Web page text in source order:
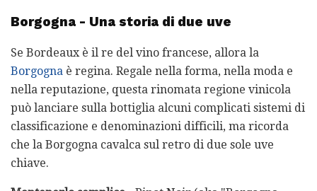
Borgogna - Una storia di due uve
Se Bordeaux è il re del vino francese, allora la
Borgogna è regina. Regale nella forma, nella moda e
nella reputazione, questa rinomata regione vinicola
può lanciare sulla bottiglia alcuni complicati sistemi di
classificazione e denominazioni difficili, ma ricorda
che la Borgogna cavalca sul retro di due sole uve
chiave.